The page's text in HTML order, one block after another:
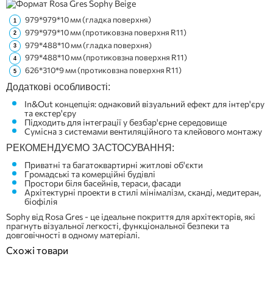
979*979*10 мм (гладка поверхня)
979*979*10 мм (протиковзна поверхня R11)
979*488*10 мм (гладка поверхня)
979*488*10 мм (протиковзна поверхня R11)
626*310*9 мм (протиковзна поверхня R11)
Додаткові особливості:
In&Out концепція: однаковий візуальний ефект для інтер'єру
та екстер'єру
Підходить для інтеграції у безбар'єрне середовище
Сумісна з системами вентиляційного та клейового монтажу
РЕКОМЕНДУЄМО ЗАСТОСУВАННЯ:
Приватні та багатоквартирні житлові об'єкти
Громадські та комерційні будівлі
Простори біля басейнів, тераси, фасади
Архітектурні проекти в стилі мінімалізм, сканді, медитеран,
біофілія
Sophy від Rosa Gres - це ідеальне покриття для архітекторів, які
прагнуть візуальної легкості, функціональної безпеки та
довговічності в одному матеріалі.
Схожі товари